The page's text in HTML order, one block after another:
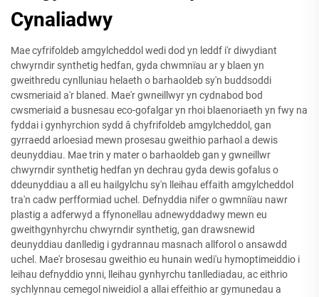
Cynaliadwy
Mae cyfrifoldeb amgylcheddol wedi dod yn leddf i'r diwydiant
chwyrndir synthetig hedfan, gyda chwmnïau ar y blaen yn
gweithredu cynlluniau helaeth o barhaoldeb sy'n buddsoddi
cwsmeriaid a'r blaned. Mae'r gwneillwyr yn cydnabod bod
cwsmeriaid a busnesau eco-gofalgar yn rhoi blaenoriaeth yn fwy na
fyddai i gynhyrchion sydd â chyfrifoldeb amgylcheddol, gan
gyrraedd arloesiad mewn prosesau gweithio parhaol a dewis
deunyddiau. Mae trin y mater o barhaoldeb gan y gwneillwr
chwyrndir synthetig hedfan yn dechrau gyda dewis gofalus o
ddeunyddiau a all eu hailgylchu sy'n lleihau effaith amgylcheddol
tra'n cadw perfformiad uchel. Defnyddia nifer o gwmniïau nawr
plastig a adferwyd a ffynonellau adnewyddadwy mewn eu
gweithgynhyrchu chwyrndir synthetig, gan drawsnewid
deunyddiau danlledig i gydrannau masnach allforol o ansawdd
uchel. Mae'r brosesau gweithio eu hunain wedi'u hymoptimeiddio i
leihau defnyddio ynni, lleihau gynhyrchu tanllediadau, ac eithrio
sychlynnau cemegol niweidiol a allai effeithio ar gymunedau a